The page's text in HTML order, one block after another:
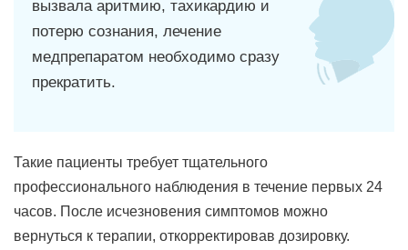
вызвала аритмию, тахикардию и
потерю сознания, лечение
медпрепаратом необходимо сразу
прекратить.
Такие пациенты требует тщательного
профессионального наблюдения в течение первых 24
часов. После исчезновения симптомов можно
вернуться к терапии, откорректировав дозировку.